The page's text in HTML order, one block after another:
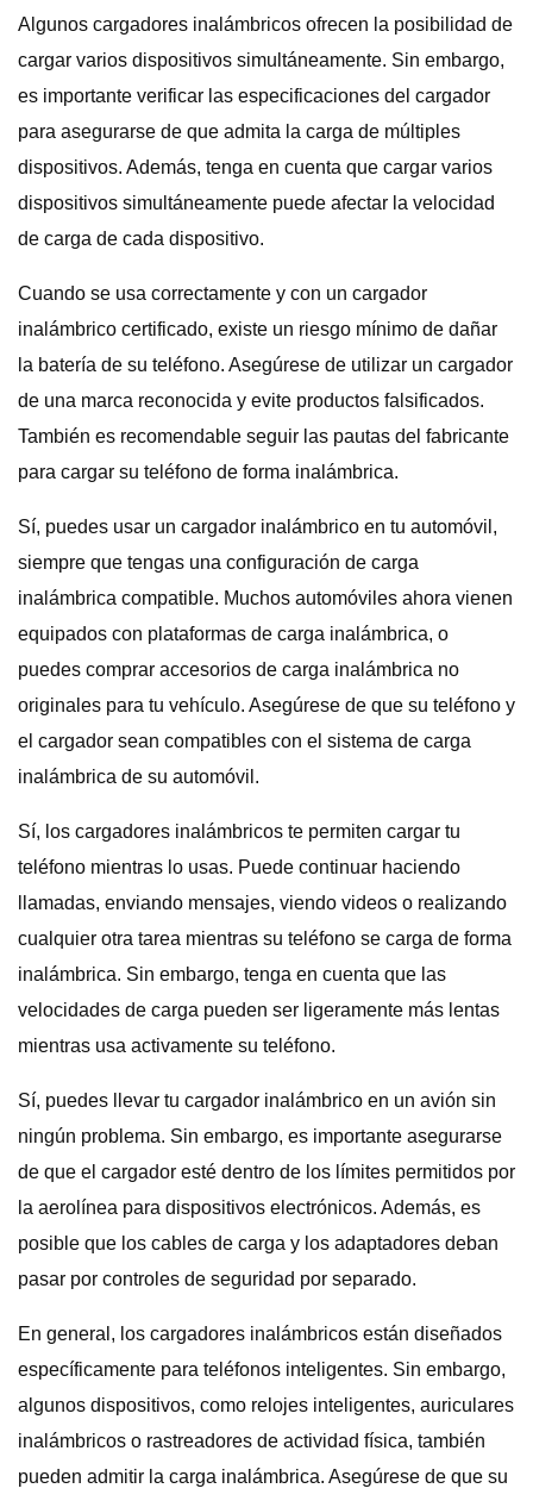
Algunos cargadores inalámbricos ofrecen la posibilidad de
cargar varios dispositivos simultáneamente. Sin embargo,
es importante verificar las especificaciones del cargador
para asegurarse de que admita la carga de múltiples
dispositivos. Además, tenga en cuenta que cargar varios
dispositivos simultáneamente puede afectar la velocidad
de carga de cada dispositivo.
Cuando se usa correctamente y con un cargador
inalámbrico certificado, existe un riesgo mínimo de dañar
la batería de su teléfono. Asegúrese de utilizar un cargador
de una marca reconocida y evite productos falsificados.
También es recomendable seguir las pautas del fabricante
para cargar su teléfono de forma inalámbrica.
Sí, puedes usar un cargador inalámbrico en tu automóvil,
siempre que tengas una configuración de carga
inalámbrica compatible. Muchos automóviles ahora vienen
equipados con plataformas de carga inalámbrica, o
puedes comprar accesorios de carga inalámbrica no
originales para tu vehículo. Asegúrese de que su teléfono y
el cargador sean compatibles con el sistema de carga
inalámbrica de su automóvil.
Sí, los cargadores inalámbricos te permiten cargar tu
teléfono mientras lo usas. Puede continuar haciendo
llamadas, enviando mensajes, viendo videos o realizando
cualquier otra tarea mientras su teléfono se carga de forma
inalámbrica. Sin embargo, tenga en cuenta que las
velocidades de carga pueden ser ligeramente más lentas
mientras usa activamente su teléfono.
Sí, puedes llevar tu cargador inalámbrico en un avión sin
ningún problema. Sin embargo, es importante asegurarse
de que el cargador esté dentro de los límites permitidos por
la aerolínea para dispositivos electrónicos. Además, es
posible que los cables de carga y los adaptadores deban
pasar por controles de seguridad por separado.
En general, los cargadores inalámbricos están diseñados
específicamente para teléfonos inteligentes. Sin embargo,
algunos dispositivos, como relojes inteligentes, auriculares
inalámbricos o rastreadores de actividad física, también
pueden admitir la carga inalámbrica. Asegúrese de que su